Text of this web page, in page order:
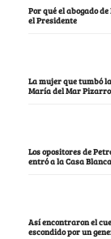
Por qué el abogado
el Presidente
La mujer que tumbó
María del Mar
Los opositores de
entró a la Casa Blanca
Así encontraron el
escondido por un